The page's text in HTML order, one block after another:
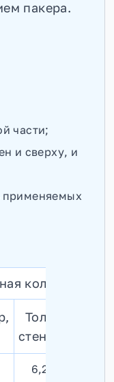
пакера.
части;
и сверху, и
применяемых
колонна
Толщина
стенки, мм
6,2 - 7,5